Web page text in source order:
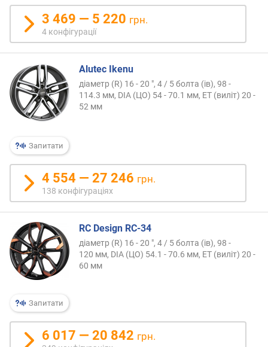
и
х
в
і
д
д
о
р
о
и
х
д
о
д
е
в
и
х
а
в
і
д
3 469 — 5 220 грн.
4 конфігурації
Запитати
Alutec Ikenu
діаметр (R) 16 - 20 ", 4 / 5 болта (ів), 98 -
114.3 мм, DIA (ЦО) 54 - 70.1 мм, ET (виліт) 20 -
52 мм
4 554 — 27 246 грн.
138 конфігураціях
Запитати
RC Design RC-34
діаметр (R) 16 - 20 ", 4 / 5 болта (ів), 98 -
120 мм, DIA (ЦО) 54.1 - 70.6 мм, ET (виліт) 20 -
60 мм
6 017 — 20 842 грн.